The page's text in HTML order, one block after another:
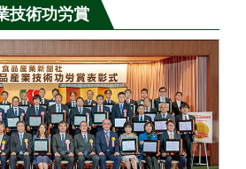
技術功労賞